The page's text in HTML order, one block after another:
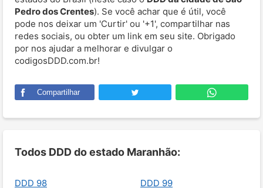
Pedro dos Crentes). Se você achar que é útil, você
pode nos deixar um 'Curtir' ou '+1', compartilhar nas
redes sociais, ou obter um link em seu site. Obrigado
por nos ajudar a melhorar e divulgar o
codigosDDD.com.br!
Compartilhar
Todos DDD do estado Maranhão:
DDD 98 DDD 99